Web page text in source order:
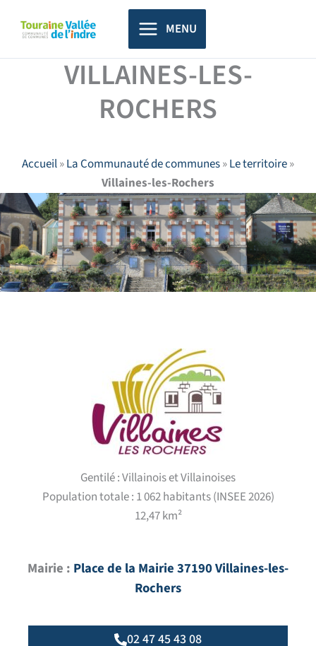
principal
MENU
VILLAINES-LES-
ROCHERS
Accueil»La Communauté de communes»Le territoire»
Villaines-les-Rochers
Gentilé : Villainois et Villainoises
Population totale : 1 062 habitants (INSEE 2026)
12,47 km²
Mairie : Place de la Mairie 37190 Villaines-les-
Rochers
02 47 45 43 08